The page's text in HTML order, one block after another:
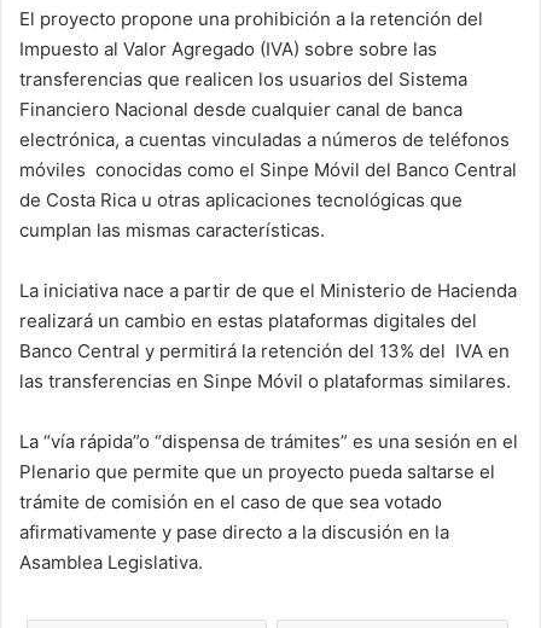
El proyecto propone una prohibición a la retención del
Impuesto al Valor Agregado (IVA) sobre sobre las
transferencias que realicen los usuarios del Sistema
Financiero Nacional desde cualquier canal de banca
electrónica, a cuentas vinculadas a números de teléfonos
móviles conocidas como el Sinpe Móvil del Banco Central
de Costa Rica u otras aplicaciones tecnológicas que
cumplan las mismas características.
La iniciativa nace a partir de que el Ministerio de Hacienda
realizará un cambio en estas plataformas digitales del
Banco Central y permitirá la retención del 13% del IVA en
las transferencias en Sinpe Móvil o plataformas similares.
La “vía rápida”o “dispensa de trámites” es una sesión en el
Plenario que permite que un proyecto pueda saltarse el
trámite de comisión en el caso de que sea votado
afirmativamente y pase directo a la discusión en la
Asamblea Legislativa.